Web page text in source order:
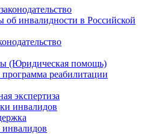
об инвалидности в Российской
(Юридическая помощь)
реабилитации
экспертиза
инвалидов
инвалидов